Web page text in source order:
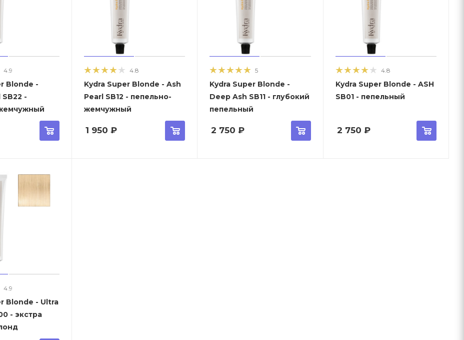
4.9
Blonde -
-
4.8
Kydra Super Blonde - Ash
Pearl SB12 - пепельно-
жемчужный
1 950 ₽
5
Kydra Super Blonde -
Deep Ash SB11 - глубокий
пепельный
2 750 ₽
4.8
Kydra Super Blonde - ASH
SB01 - пепельный
2 750 ₽
4.9
- Ultra
- экстра